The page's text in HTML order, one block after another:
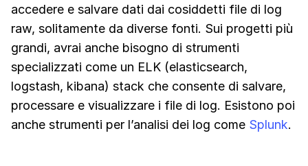
accedere e salvare dati dai cosiddetti file di log
raw, solitamente da diverse fonti. Sui progetti più
grandi, avrai anche bisogno di strumenti
specializzati come un ELK (elasticsearch,
logstash, kibana) stack che consente di salvare,
processare e visualizzare i file di log. Esistono poi
anche strumenti per l’analisi dei log come Splunk.